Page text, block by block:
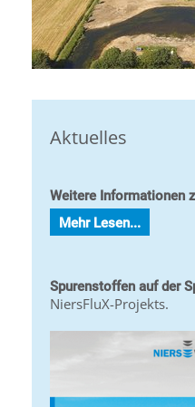
Aktuelles
Weitere Informationen
Mehr Lesen...
Spurenstoffen auf der
NiersFluX-Projekts.